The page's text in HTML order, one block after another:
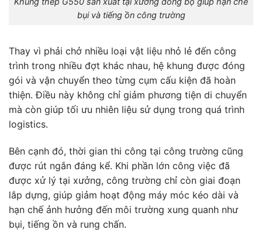
bụi và tiếng ồn công trường
Thay vì phải chở nhiều loại vật liệu nhỏ lẻ đến công
trình trong nhiều đợt khác nhau, hệ khung được đóng
gói và vận chuyển theo từng cụm cấu kiện đã hoàn
thiện. Điều này không chỉ giảm phương tiện di chuyển
mà còn giúp tối ưu nhiên liệu sử dụng trong quá trình
logistics.
Bên cạnh đó, thời gian thi công tại công trường cũng
được rút ngắn đáng kể. Khi phần lớn công việc đã
được xử lý tại xưởng, công trường chỉ còn giai đoạn
lắp dựng, giúp giảm hoạt động máy móc kéo dài và
hạn chế ảnh hưởng đến môi trường xung quanh như
bụi, tiếng ồn và rung chấn.